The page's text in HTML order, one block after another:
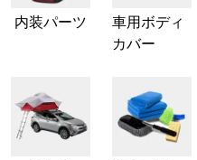
内装パーツ
車用ボディ
カバー